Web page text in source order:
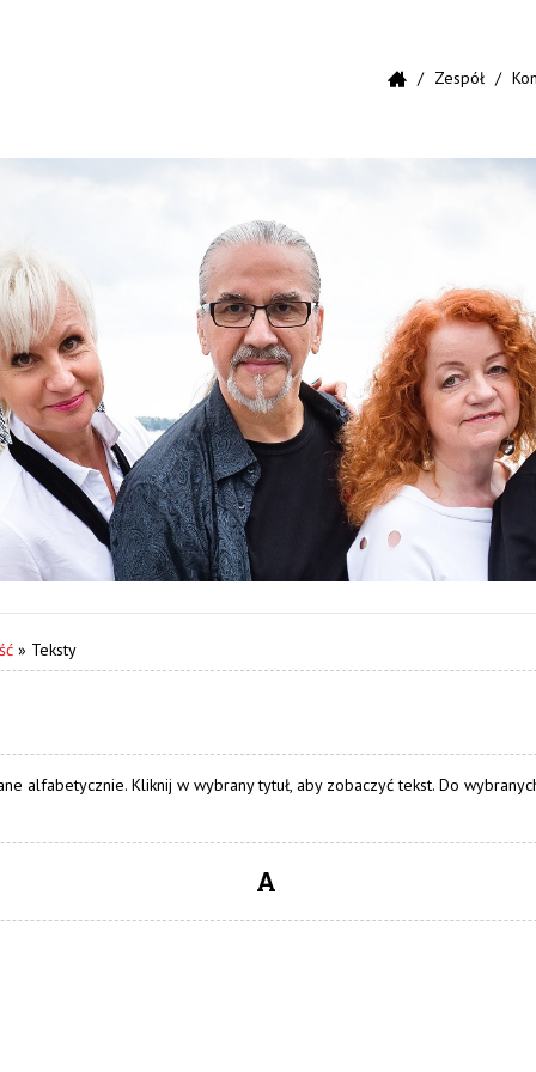
Zespół
» Teksty
alfabetycznie. Kliknij w wybrany tytuł, aby zobaczyć tekst. Do
A